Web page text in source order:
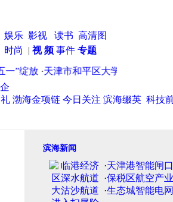
娱乐 影视 读书 高清图
时尚 | 视 频事件 专题
绽放·天津市和平区大学生志愿者帮残
渤海金项链 今日关注 滨海缀英 科技
滨海新闻
·天津港智能闸
·保税区航空产
·生态城智能电